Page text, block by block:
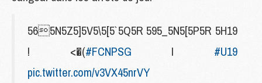
565N5Z5]5V5\5[5` 5Q5R 595_5N5[5P5R 5H19
! <�(#FCNPSG I #U19
pic.twitter.com/v3VX45nrVY